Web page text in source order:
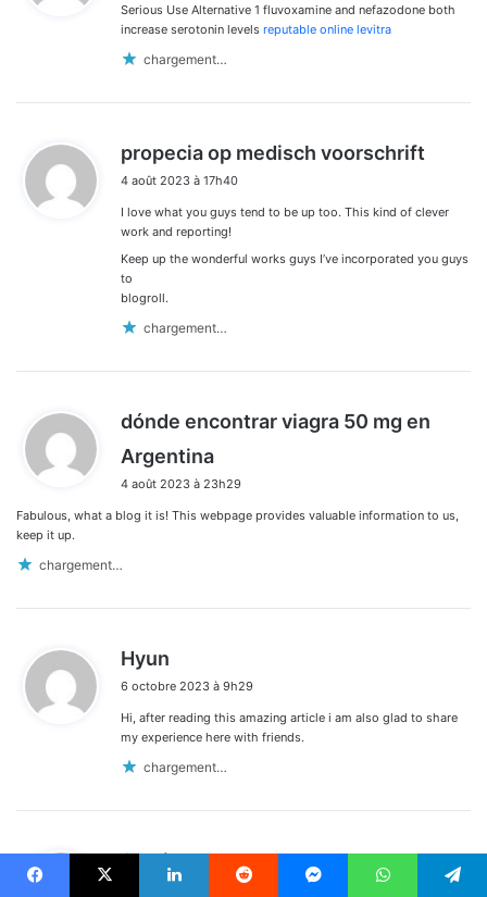
:
Serious Use Alternative 1 fluvoxamine and nefazodone both
increase serotonin levels reputable online levitra
chargement…
propecia op medisch voorschrift
4 août 2023 à 17h40
I love what you guys tend to be up too. This kind of clever
work and reporting!
Keep up the wonderful works guys I’ve incorporated you guys
to
blogroll.
chargement…
dónde encontrar viagra 50 mg en
Argentina
t
4 août 2023 à 23h29
Fabulous, what a blog it is! This webpage provides valuable information to us,
keep it up.
chargement…
Hyun
t
:
6 octobre 2023 à 9h29
Hi, after reading this amazing article i am also glad to share
my experience here with friends.
chargement…
Sheliad
i
7 octobre 2023 à 5h28